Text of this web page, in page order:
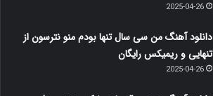
2025-04-26
دانلود آهنگ من سی سال تنها بودم منو نترسون از
تنهایی و ریمیکس رایگان
2025-04-26